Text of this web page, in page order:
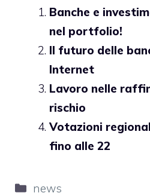
Banche e
nel portfolio!
Il futuro delle
Internet
Lavoro nelle
rischio
Votazioni
fino alle 22
Categorie
news